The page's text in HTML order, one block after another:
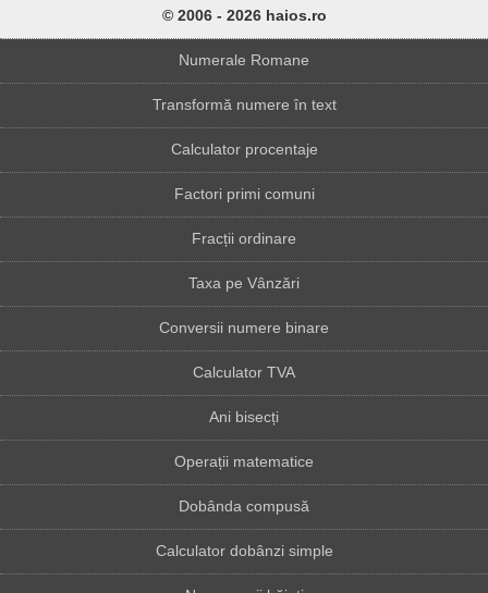
© 2006 - 2026 haios.ro
Numerale Romane
Transformă numere în text
Calculator procentaje
Factori primi comuni
Fracții ordinare
Taxa pe Vânzări
Conversii numere binare
Calculator TVA
Ani bisecți
Operații matematice
Dobânda compusă
Calculator dobânzi simple